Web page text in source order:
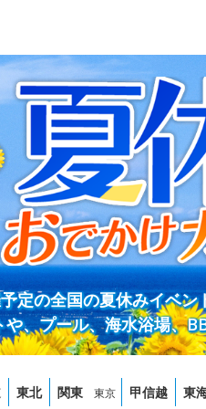
定の全国の夏休みイベ
、プール、海水浴場、
東北 関東 東京 甲信越 東